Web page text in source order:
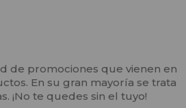
de promociones que vienen en
En su gran mayoría se trata
¡No te quedes sin el tuyo!